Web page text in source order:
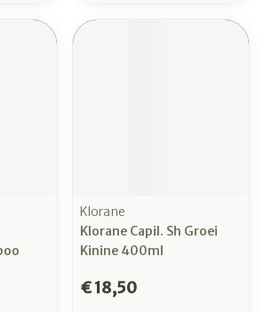
Klorane
Klorane Capil. Sh Groei
Kinine 400ml
€ 18,50